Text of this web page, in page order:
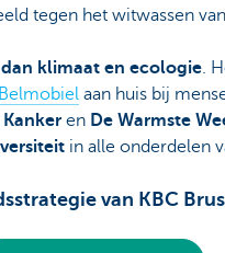
tegen het witwassen
klimaat en ecologie .
aan huis bij
en De Warmste
in alle onderdelen
van KBC